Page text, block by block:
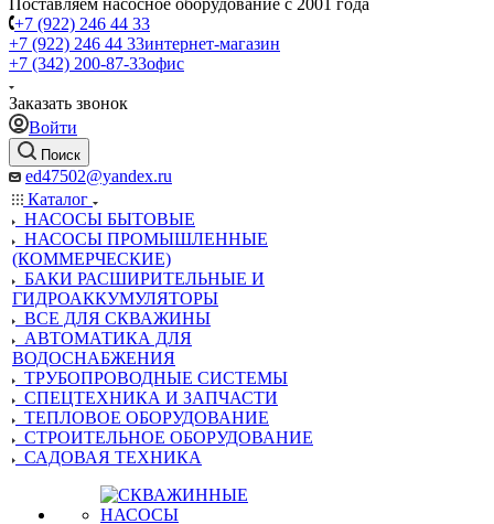
Поставляем насосное оборудование с 2001 года
+7 (922) 246 44 33
+7 (922) 246 44 33интернет-магазин
+7 (342) 200-87-33офис
Заказать звонок
Войти
Поиск
ed47502@yandex.ru
Каталог
НАСОСЫ БЫТОВЫЕ
НАСОСЫ ПРОМЫШЛЕННЫЕ
(КОММЕРЧЕСКИЕ)
БАКИ РАСШИРИТЕЛЬНЫЕ И
ГИДРОАККУМУЛЯТОРЫ
ВСЕ ДЛЯ СКВАЖИНЫ
АВТОМАТИКА ДЛЯ
ВОДОСНАБЖЕНИЯ
ТРУБОПРОВОДНЫЕ СИСТЕМЫ
СПЕЦТЕХНИКА И ЗАПЧАСТИ
ТЕПЛОВОЕ ОБОРУДОВАНИЕ
СТРОИТЕЛЬНОЕ ОБОРУДОВАНИЕ
САДОВАЯ ТЕХНИКА